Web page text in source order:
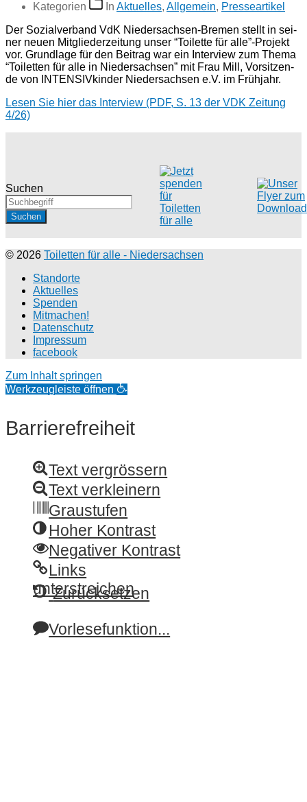
Kategorien
In Aktuelles, Allgemein, Presseartikel
Der Sozi­al­ver­band VdK Nieder­sachsen-Bre­men stellt in sei­
ner neu­en Mit­glie­der­zei­tung unser “Toilette für alle”-Projekt
vor. Grund­la­ge für den Bei­trag war ein Inter­view zum The­ma
“Toi­let­ten für alle in Nieder­sachsen” mit Frau Mill, Vor­sit­zen­
de von INTEN­SIV­kin­der Nieder­sachsen e.V. im Frühjahr.
Lesen Sie hier das Inter­view (PDF, S. 13 der VDK Zei­tung
4/26)
Suchen
Suchen
© 2026 Toiletten für alle - Niedersachsen
Stand­or­te
Aktu­el­les
Spenden
Mit­ma­chen!
Daten­schutz
Impres­sum
face­book
Zum Inhalt springen
Werkzeugleiste öffnen
Barrierefreiheit
Text vergrössern
Text verkleinern
Graustufen
Hoher Kontrast
Negativer Kontrast
Links
unterstreichen
Zurücksetzen
Vorlesefunktion...